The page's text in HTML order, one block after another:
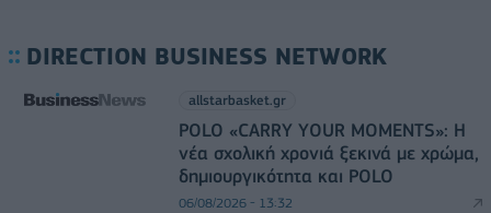
DIRECTION BUSINESS NETWORK
allstarbasket.gr
POLO «CARRY YOUR MOMENTS»: Η
νέα σχολική χρονιά ξεκινά με χρώμα,
δημιουργικότητα και POLO
06/08/2026 - 13:32